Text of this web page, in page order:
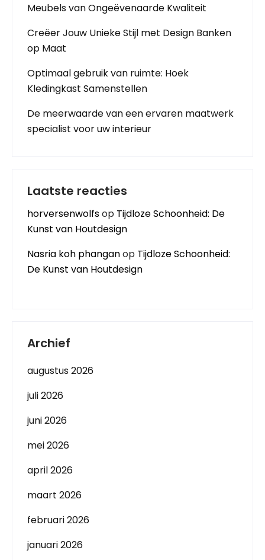
Meubels van Ongeëvenaarde Kwaliteit
Creëer Jouw Unieke Stijl met Design Banken
op Maat
Optimaal gebruik van ruimte: Hoek
Kledingkast Samenstellen
De meerwaarde van een ervaren maatwerk
specialist voor uw interieur
Laatste reacties
horversenwolfsop Tijdloze Schoonheid: De
Kunst van Houtdesign
Nasria koh phanganop Tijdloze Schoonheid:
De Kunst van Houtdesign
Archief
augustus 2026
juli 2026
juni 2026
mei 2026
april 2026
maart 2026
februari 2026
januari 2026